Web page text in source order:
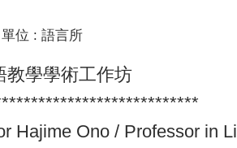
單位 : 語言所
教學學術工作坊
Hajime Ono / Professor in